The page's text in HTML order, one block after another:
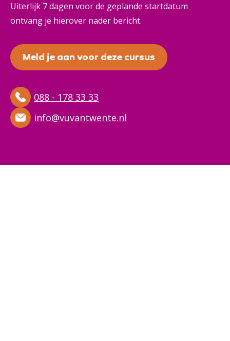
Uiterlijk 7 dagen voor de geplande startdatum
ontvang je hierover nader bericht.
Meld je aan voor deze cursus
088 - 178 33 33
info@vuvantwente.nl